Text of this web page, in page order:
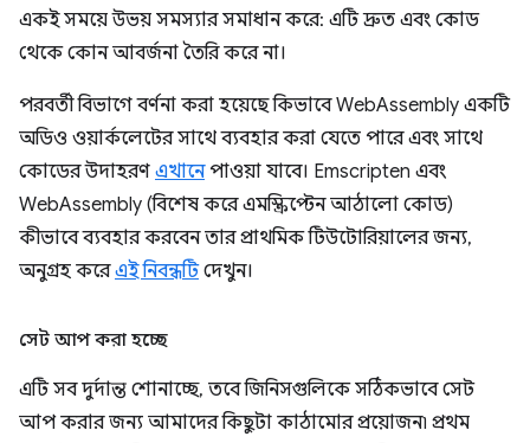
একই সময়ে উভয় সমস্যার সমাধান করে: এটি দ্রুত এবং কোড
থেকে কোন আবর্জনা তৈরি করে না।
পরবর্তী বিভাগে বর্ণনা করা হয়েছে কিভাবে WebAssembly একটি
অডিও ওয়ার্কলেটের সাথে ব্যবহার করা যেতে পারে এবং সাথে
কোডের উদাহরণ এখানেপাওয়া যাবে। Emscripten এবং
WebAssembly (বিশেষ করে এমস্ক্রিপ্টেন আঠালো কোড)
কীভাবে ব্যবহার করবেন তার প্রাথমিক টিউটোরিয়ালের জন্য,
অনুগ্রহ করেএই নিবন্ধটিদেখুন।
সেট আপ করা হচ্ছে
এটি সব দুর্দান্ত শোনাচ্ছে, তবে জিনিসগুলিকে সঠিকভাবে সেট
আপ করার জন্য আমাদের কিছুটা কাঠামোর প্রয়োজন৷ প্রথম